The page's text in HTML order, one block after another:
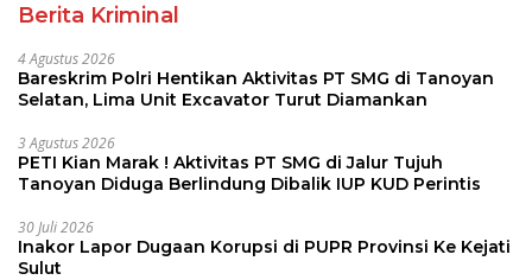
Berita Kriminal
4 Agustus 2026
Bareskrim Polri Hentikan Aktivitas PT SMG di Tanoyan
Selatan, Lima Unit Excavator Turut Diamankan
3 Agustus 2026
PETI Kian Marak ! Aktivitas PT SMG di Jalur Tujuh
Tanoyan Diduga Berlindung Dibalik IUP KUD Perintis
30 Juli 2026
Inakor Lapor Dugaan Korupsi di PUPR Provinsi Ke Kejati
Sulut